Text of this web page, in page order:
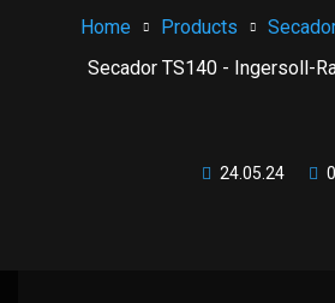
Home Products
Secador TS140 - Ingersoll-
24.05.24 0